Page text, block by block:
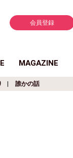
会員登録
MAGAZINE
誰かの話